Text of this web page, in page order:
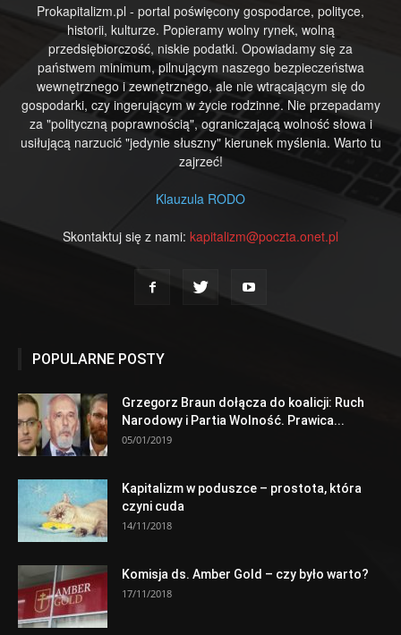
Prokapitalizm.pl - portal poświęcony gospodarce, polityce,
historii, kulturze. Popieramy wolny rynek, wolną
przedsiębiorczość, niskie podatki. Opowiadamy się za
państwem minimum, pilnującym naszego bezpieczeństwa
wewnętrznego i zewnętrznego, ale nie wtrącającym się do
gospodarki, czy ingerującym w życie rodzinne. Nie przepadamy
za "polityczną poprawnością", ograniczającą wolność słowa i
usiłującą narzucić "jedynie słuszny" kierunek myślenia. Warto tu
zajrzeć!
Klauzula RODO
Skontaktuj się z nami: kapitalizm@poczta.onet.pl
POPULARNE POSTY
Grzegorz Braun dołącza do koalicji: Ruch
Narodowy i Partia Wolność. Prawica...
05/01/2019
Kapitalizm w poduszce – prostota, która
czyni cuda
14/11/2018
Komisja ds. Amber Gold – czy było warto?
17/11/2018